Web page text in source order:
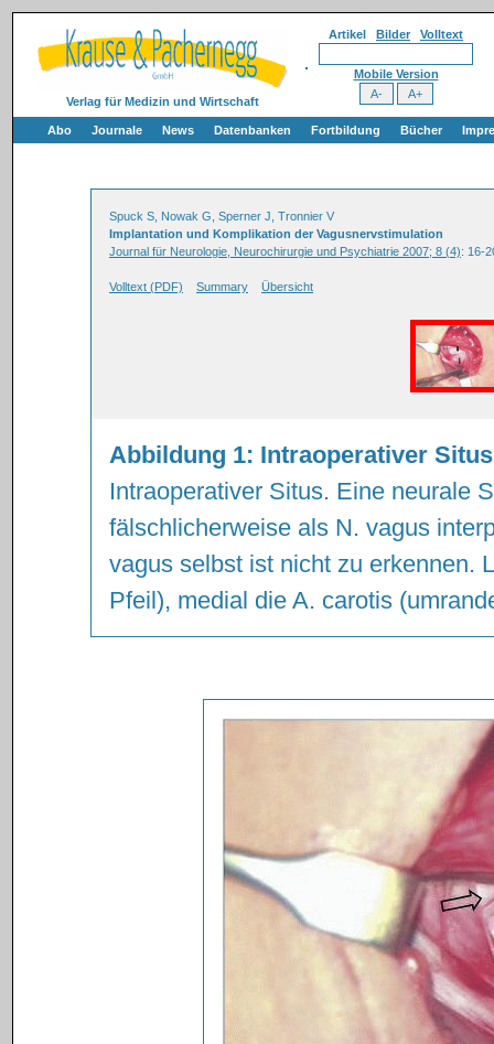
Verlag für Medizin und Wirtschaft
Artikel Bilder Volltext
Mobile Version
Abo Journale News Datenbanken Fortbildung Bücher
Spuck S, Nowak G, Sperner J, Tronnier V
Implantation und Komplikation der Vagusnervstimulation
Journal für Neurologie, Neurochirurgie und Psychiatrie 2007; 8 (4): 16-
Volltext (PDF) Summary Übersicht
Abbildung 1: Intraoperativer Situs
Intraoperativer Situs. Eine neurale
fälschlicherweise als N. vagus
vagus selbst ist nicht zu erkennen.
Pfeil), medial die A. carotis